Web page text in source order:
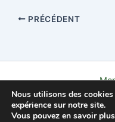
PRÉCÉDENT
Nous utilisons des
expérience sur notre site.
Vous pouvez en savoir